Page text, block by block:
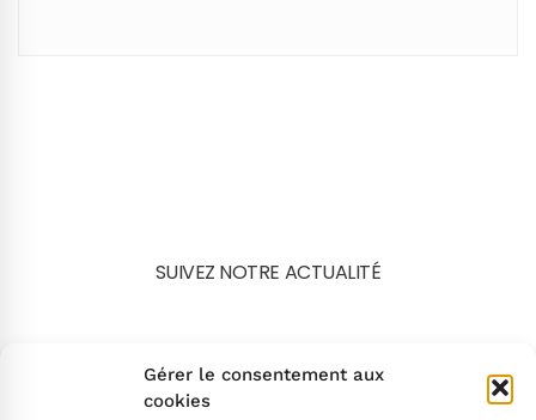
Gérer le consentement aux
cookies
SUIVEZ NOTRE ACTUALITÉ